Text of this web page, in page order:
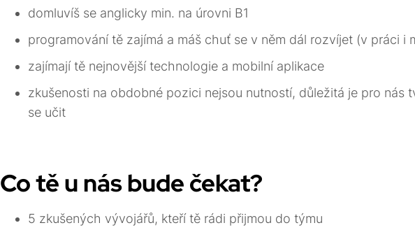
domluvíš se anglicky min. na úrovni B1
programování tě zajímá a máš chuť se v něm dál rozvíjet (v práci i
zajímají tě nejnovější technologie a mobilní aplikace
zkušenosti na obdobné pozici nejsou nutností, důležitá je pro nás
se učit
Co tě u nás bude čekat?
5 zkušených vývojářů, kteří tě rádi přijmou do týmu